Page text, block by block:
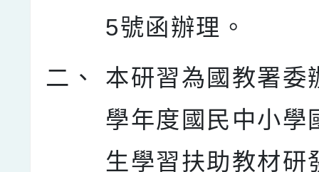
5號函辦理。
二、
本研習為國教署委
學年度國民中小學
生學習扶助教材研